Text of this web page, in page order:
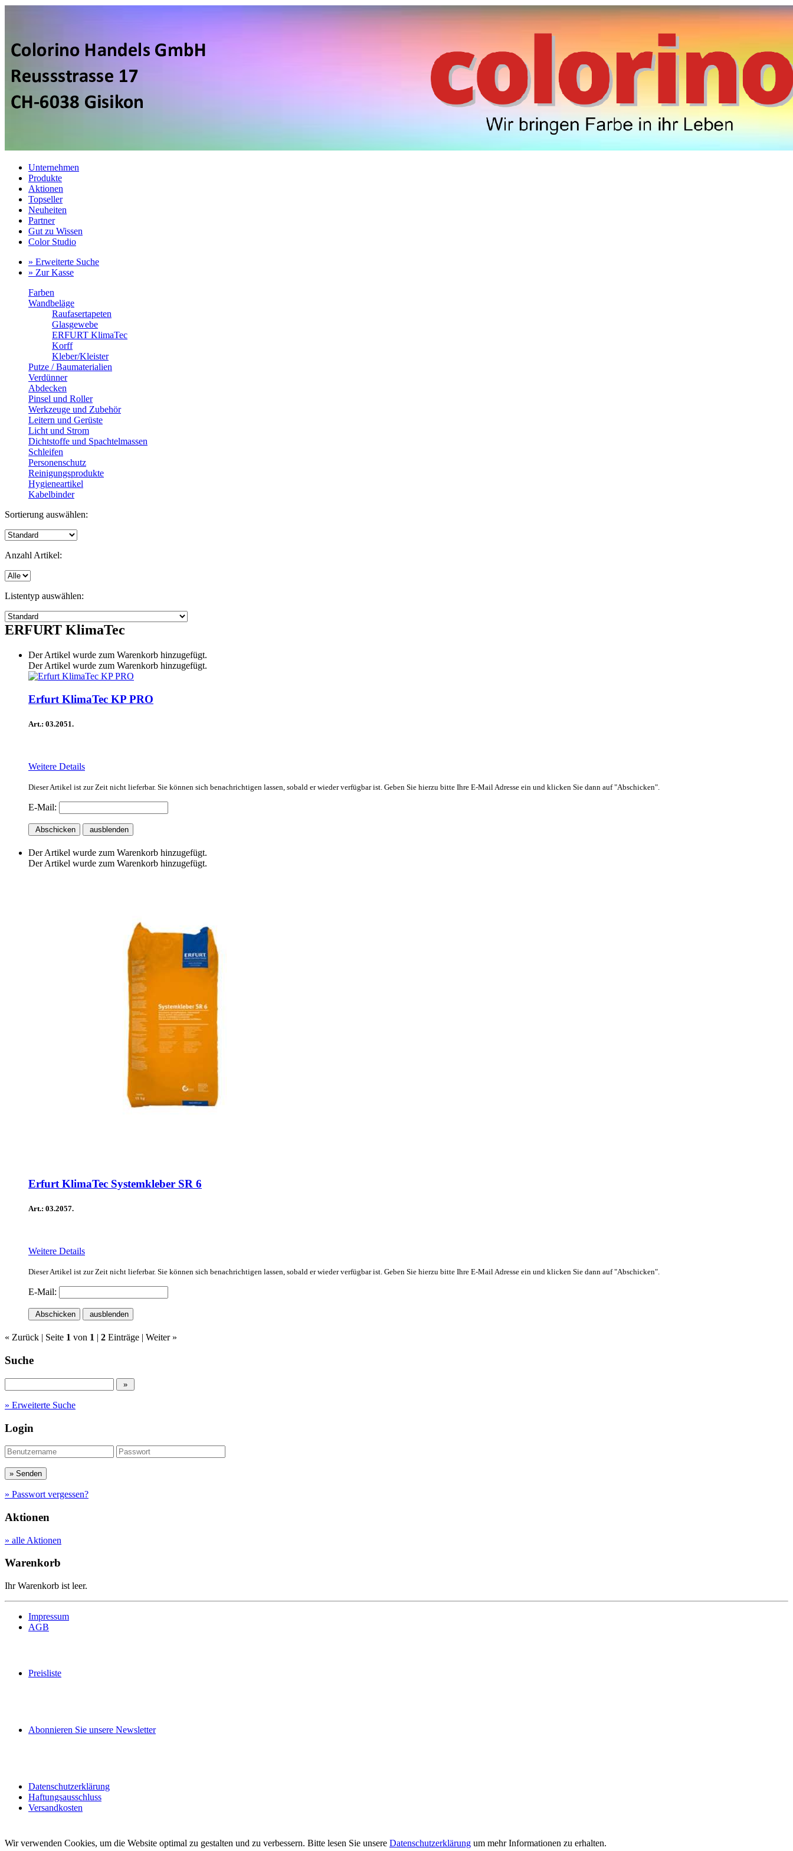
Unternehmen
Produkte
Aktionen
Topseller
Neuheiten
Partner
Gut zu Wissen
Color Studio
» Erweiterte Suche
» Zur Kasse
Farben
Wandbeläge
Raufasertapeten
Glasgewebe
ERFURT KlimaTec
Korff
Kleber/Kleister
Putze / Baumaterialien
Verdünner
Abdecken
Pinsel und Roller
Werkzeuge und Zubehör
Leitern und Gerüste
Licht und Strom
Dichtstoffe und Spachtelmassen
Schleifen
Personenschutz
Reinigungsprodukte
Hygieneartikel
Kabelbinder
Sortierung auswählen:
Anzahl Artikel:
Listentyp auswählen:
ERFURT KlimaTec
Der Artikel wurde zum Warenkorb hinzugefügt.
Der Artikel wurde zum Warenkorb hinzugefügt.
Erfurt KlimaTec KP PRO
Art.: 03.2051.
Weitere Details
Dieser Artikel ist zur Zeit nicht lieferbar. Sie können sich benachrichtigen lassen, sobald er wieder verfügbar ist. Geben Sie hierzu bitte Ihre E-Mail Adresse ein und klicken Sie dann auf "Abschicken".
E-Mail:
Abschicken ausblenden
Der Artikel wurde zum Warenkorb hinzugefügt.
Der Artikel wurde zum Warenkorb hinzugefügt.
Erfurt KlimaTec Systemkleber SR 6
Art.: 03.2057.
Weitere Details
Dieser Artikel ist zur Zeit nicht lieferbar. Sie können sich benachrichtigen lassen, sobald er wieder verfügbar ist. Geben Sie hierzu bitte Ihre E-Mail Adresse ein und klicken Sie dann auf "Abschicken".
E-Mail:
Abschicken ausblenden
« Zurück | Seite 1 von 1 | 2 Einträge | Weiter »
Suche
» Erweiterte Suche
Login
» Passwort vergessen?
Aktionen
» alle Aktionen
Warenkorb
Ihr Warenkorb ist leer.
Impressum
AGB
Preisliste
Abonnieren Sie unsere Newsletter
Datenschutzerklärung
Haftungsausschluss
Versandkosten
Wir verwenden Cookies, um die Website optimal zu gestalten und zu verbessern. Bitte lesen Sie unsere Datenschutzerklärung um mehr Informationen zu erhalten.